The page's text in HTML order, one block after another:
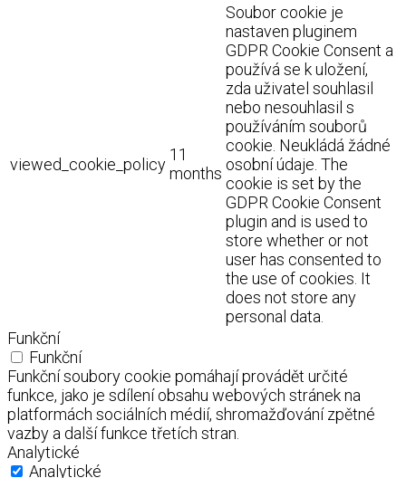
viewed_cookie_policy
11
months
Soubor cookie je
nastaven pluginem
GDPR Cookie Consent a
používá se k uložení,
zda uživatel souhlasil
nebo nesouhlasil s
používáním souborů
cookie. Neukládá žádné
osobní údaje. The
cookie is set by the
GDPR Cookie Consent
plugin and is used to
store whether or not
user has consented to
the use of cookies. It
does not store any
personal data.
Funkční
Funkční
Funkční soubory cookie pomáhají provádět určité
funkce, jako je sdílení obsahu webových stránek na
platformách sociálních médií, shromažďování zpětné
vazby a další funkce třetích stran.
Analytické
Analytické